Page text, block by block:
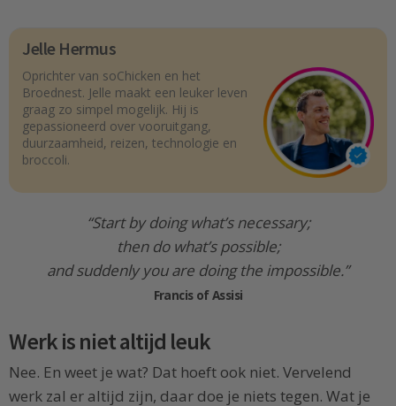
Jelle Hermus
Oprichter van soChicken en het
Broednest. Jelle maakt een leuker leven
graag zo simpel mogelijk. Hij is
gepassioneerd over vooruitgang,
duurzaamheid, reizen, technologie en
broccoli.
“Start by doing what’s necessary;
then do what’s possible;
and suddenly you are doing the impossible.”
Francis of Assisi
Werk is niet altijd leuk
Nee. En weet je wat? Dat hoeft ook niet. Vervelend
werk zal er altijd zijn, daar doe je niets tegen. Wat je